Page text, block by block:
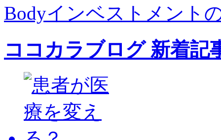
Bodyインベストメント
ココカラブログ 新着記